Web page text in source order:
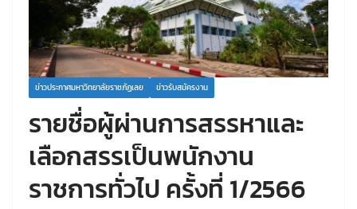
ข่าวประกาศมหาวิทยาลัยราชภัฏเลย ข่าวรับสมัครงาน
รายชื่อผู้ผ่านการสรรหาและ
เลือกสรรเป็นพนักงาน
ราชการทั่วไป ครั้งที่ 1/2566